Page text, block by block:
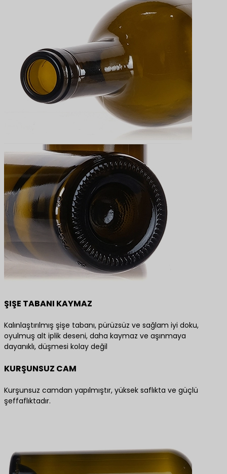
ŞIŞE TABANI KAYMAZ
Kalınlaştırılmış şişe tabanı, pürüzsüz ve sağlam iyi doku,
oyulmuş alt iplik deseni, daha kaymaz ve aşınmaya
dayanıklı, düşmesi kolay değil
KURŞUNSUZ CAM
Kurşunsuz camdan yapılmıştır, yüksek saflıkta ve güçlü
şeffaflıktadır.